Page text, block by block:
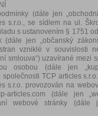
(dále jen „obchodní
s.r.o., se sídlem na ul.
s ustanovením § 1751
(dále jen „občanský
vzniklé v souvislosti
smlouva“) uzavírané mezi
osobou (dále jen
TCP articles
s.r.o. provozován na
articles.com (dále jen
webové stránky (dále